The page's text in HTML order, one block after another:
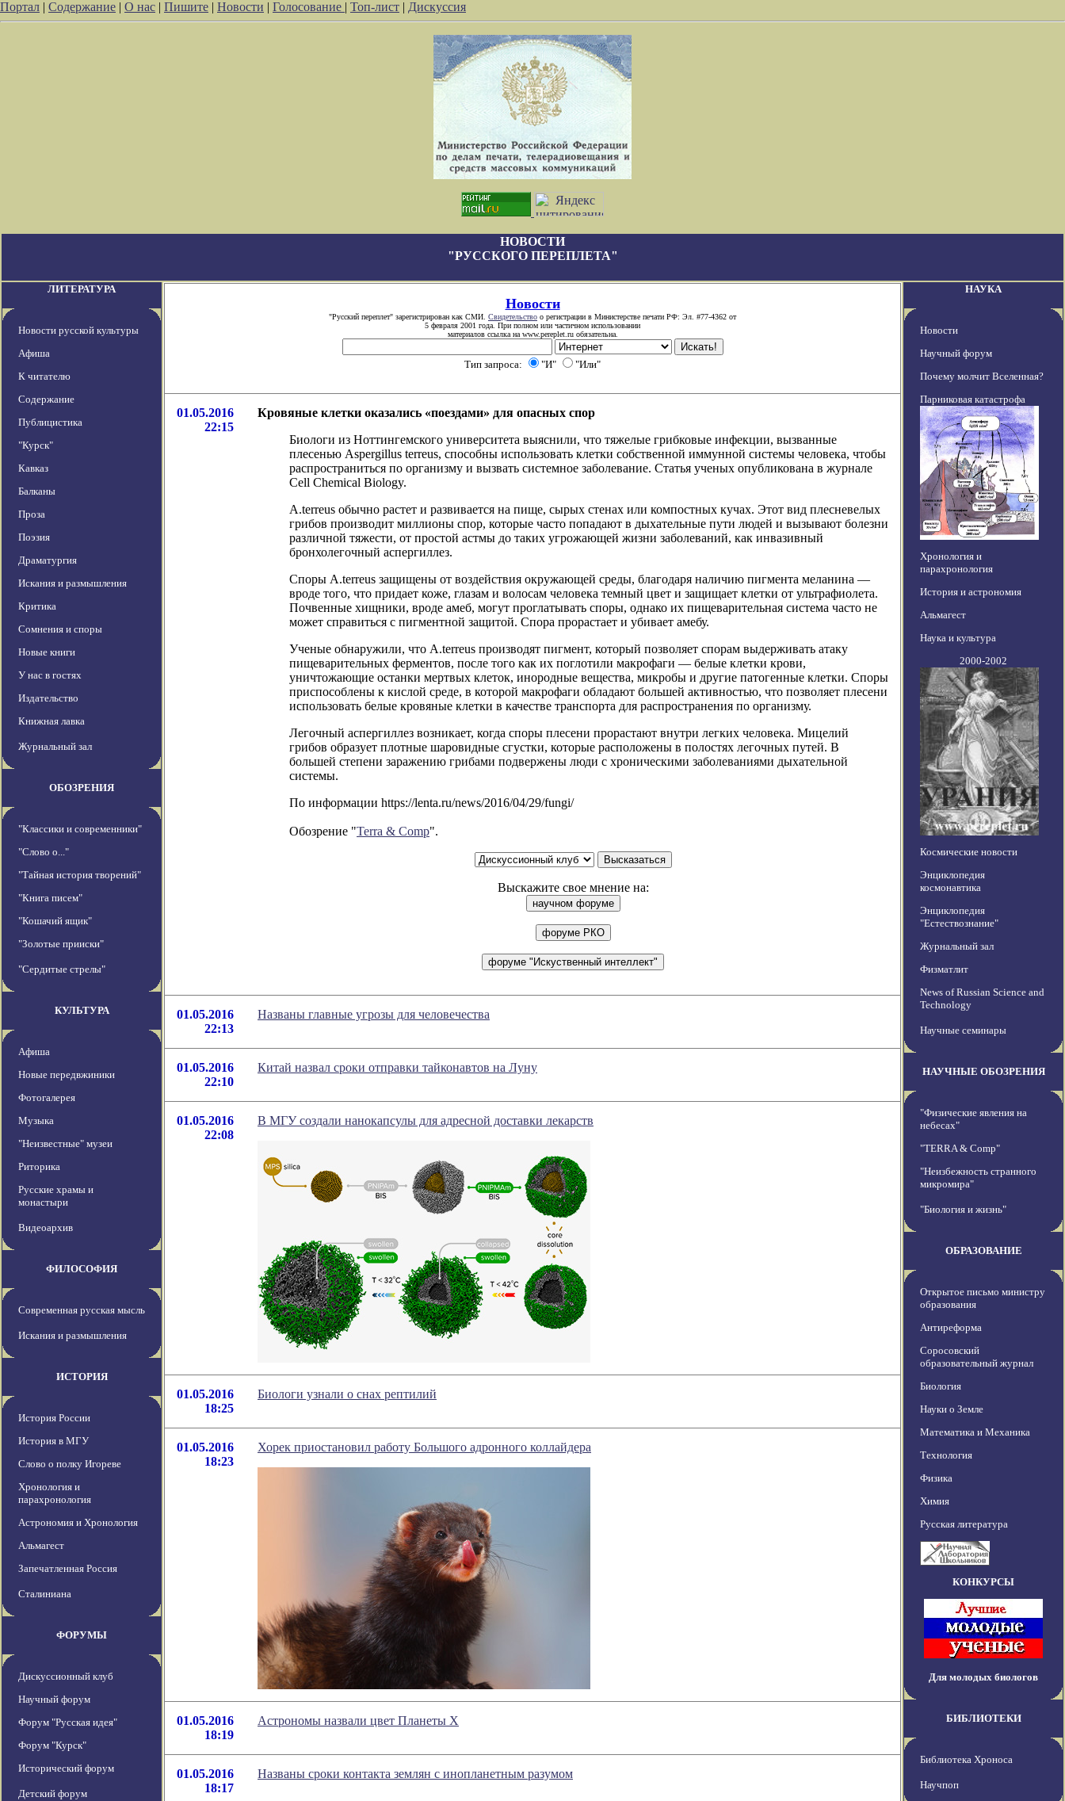
Портал | Содержание | О нас | Пишите | Новости | Голосование | Топ-лист | Дискуссия
НОВОСТИ
"РУССКОГО ПЕРЕПЛЕТА"
ЛИТЕРАТУРА
Новости русской культуры
Афиша
К читателю
Содержание
Публицистика
"Курск"
Кавказ
Балканы
Проза
Поэзия
Драматургия
Искания и размышления
Критика
Сомнения и споры
Новые книги
У нас в гостях
Издательство
Книжная лавка
Журнальный зал
ОБОЗРЕНИЯ
"Классики и современники"
"Слово о..."
"Тайная история творений"
"Книга писем"
"Кошачий ящик"
"Золотые прииски"
"Сердитые стрелы"
КУЛЬТУРА
Афиша
Новые передвжиники
Фотогалерея
Музыка
"Неизвестные" музеи
Риторика
Русские храмы и
монастыри
Видеоархив
ФИЛОСОФИЯ
Современная русская мысль
Искания и размышления
ИСТОРИЯ
История России
История в МГУ
Слово о полку Игореве
Хронология и
парахронология
Астрономия и Хронология
Альмагест
Запечатленная Россия
Сталиниана
ФОРУМЫ
Дискуссионный клуб
Научный форум
Форум "Русская идея"
Форум "Курск"
Исторический форум
Детский форум
Новости
"Русский переплет" зарегистрирован как СМИ. Свидетельство о регистрации в Министерстве печати РФ: Эл. #77-4362 от
5 февраля 2001 года. При полном или частичном использовании
материалов ссылка на www.pereplet.ru обязательна.
Тип запроса: "И" "Или"
01.05.2016
22:15
Кровяные клетки оказались «поездами» для опасных спор
Биологи из Ноттингемского университета выяснили, что тяжелые грибковые инфекции, вызванные
плесенью Aspergillus terreus, способны использовать клетки собственной иммунной системы человека, чтобы
распространиться по организму и вызвать системное заболевание. Статья ученых опубликована в журнале
Cell Chemical Biology.
A.terreus обычно растет и развивается на пище, сырых стенах или компостных кучах. Этот вид плесневелых
грибов производит миллионы спор, которые часто попадают в дыхательные пути людей и вызывают болезни
различной тяжести, от простой астмы до таких угрожающей жизни заболеваний, как инвазивный
бронхолегочный аспергиллез.
Споры A.terreus защищены от воздействия окружающей среды, благодаря наличию пигмента меланина —
вроде того, что придает коже, глазам и волосам человека темный цвет и защищает клетки от ультрафиолета.
Почвенные хищники, вроде амеб, могут проглатывать споры, однако их пищеварительная система часто не
может справиться с пигментной защитой. Спора прорастает и убивает амебу.
Ученые обнаружили, что A.terreus производят пигмент, который позволяет спорам выдерживать атаку
пищеварительных ферментов, после того как их поглотили макрофаги — белые клетки крови,
уничтожающие останки мертвых клеток, инородные вещества, микробы и другие патогенные клетки. Споры
приспособлены к кислой среде, в которой макрофаги обладают большей активностью, что позволяет плесени
использовать белые кровяные клетки в качестве транспорта для распространения по организму.
Легочный аспергиллез возникает, когда споры плесени прорастают внутри легких человека. Мицелий
грибов образует плотные шаровидные сгустки, которые расположены в полостях легочных путей. В
большей степени заражению грибами подвержены люди с хроническими заболеваниями дыхательной
системы.
По информации https://lenta.ru/news/2016/04/29/fungi/
Обозрение "Terra & Comp".
Выскажите свое мнение на:
01.05.2016
22:13
Названы главные угрозы для человечества
01.05.2016
22:10
Китай назвал сроки отправки тайконавтов на Луну
01.05.2016
22:08
В МГУ создали нанокапсулы для адресной доставки лекарств
01.05.2016
18:25
Биологи узнали о снах рептилий
01.05.2016
18:23
Хорек приостановил работу Большого адронного коллайдера
01.05.2016
18:19
Астрономы назвали цвет Планеты Х
01.05.2016
18:17
Названы сроки контакта землян с инопланетным разумом
НАУКА
Новости
Научный форум
Почему молчит Вселенная?
Парниковая катастрофа
Хронология и
парахронология
История и астрономия
Альмагест
Наука и культура
2000-2002
Космические новости
Энциклопедия
космонавтика
Энциклопедия
"Естествознание"
Журнальный зал
Физматлит
News of Russian Science and
Technology
Научные семинары
НАУЧНЫЕ ОБОЗРЕНИЯ
"Физические явления на
небесах"
"TERRA & Comp"
"Неизбежность странного
микромира"
"Биология и жизнь"
ОБРАЗОВАНИЕ
Открытое письмо министру
образования
Антиреформа
Соросовский
образовательный журнал
Биология
Науки о Земле
Математика и Механика
Технология
Физика
Химия
Русская литература
КОНКУРСЫ
Для молодых биологов
БИБЛИОТЕКИ
Библиотека Хроноса
Научпоп